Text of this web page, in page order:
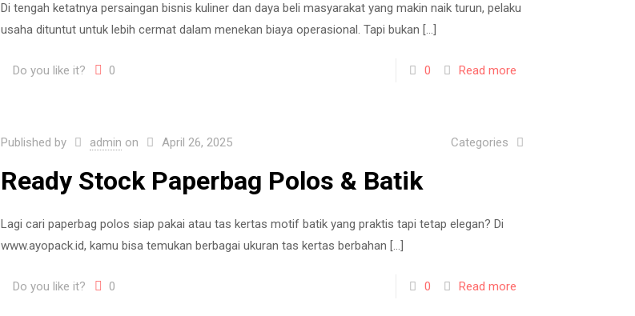
Di tengah ketatnya persaingan bisnis kuliner dan daya beli masyarakat yang makin naik turun, pelaku
usaha dituntut untuk lebih cermat dalam menekan biaya operasional. Tapi bukan […]
Do you like it? 0 0 Read more
Published by admin on April 26, 2025 Categories
Ready Stock Paperbag Polos & Batik
Lagi cari paperbag polos siap pakai atau tas kertas motif batik yang praktis tapi tetap elegan? Di
www.ayopack.id, kamu bisa temukan berbagai ukuran tas kertas berbahan […]
Do you like it? 0 0 Read more